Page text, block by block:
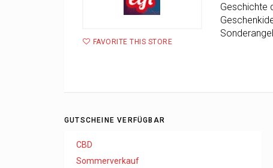
FAVORITE THIS STORE
Geschichte
GUTSCHEINE VERFÜGBAR
CBD
Sommerverkauf